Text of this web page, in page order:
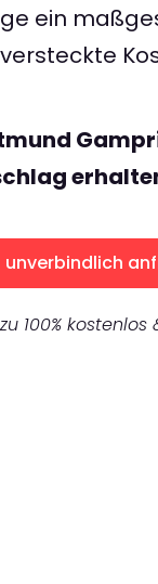
ein
unverbindlich
100%